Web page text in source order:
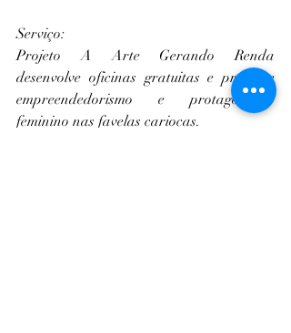
Serviço:
Projeto A Arte Gerando Renda
desenvolve oficinas gratuitas e promove
empreendedorismo e protagonismo
feminino nas favelas cariocas.